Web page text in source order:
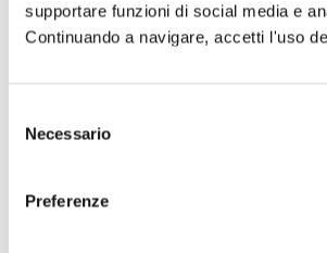
supportare funzioni di social media e
Continuando a navigare, accetti l'uso
Necessario
Preferenze
Store
Manager
Gestione
acquisti,
Designer del